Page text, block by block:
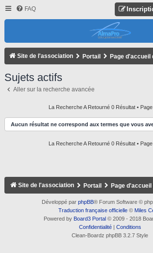
FAQ
Site de l'association Portail Page d'accueil
Sujets actifs
Aller sur la recherche avancée
La Recherche A Retourné 0 Résultat • Page
Aucun résultat ne correspond aux termes que vous
La Recherche A Retourné 0 Résultat • Page
Site de l'association Portail Page d'accueil
Développé par phpBB® Forum Software ©
Traduction française officielle© Miles
Powered by Board3 Portal© 2009 - 2018
Confidentialité| Conditions
Clean-Boardz phpBB 3.2.7 Style